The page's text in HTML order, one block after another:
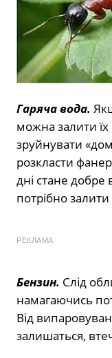
Гаряча вода.
можна залити
зруйнувати
розкласти
дні стане добре
потрібно
РЕКЛАМА
Бензин. Слід
намагаючись
Від
залишаться,